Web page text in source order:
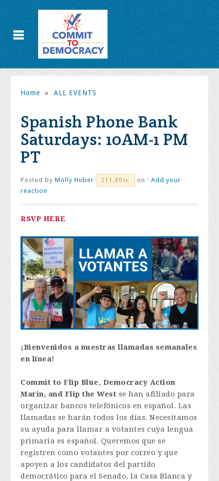
Home » ALL EVENTS
Spanish Phone Bank
Saturdays: 10AM-1 PM
PT
Posted byMolly Huber 211.80sc on ·Add your
reaction
RSVP HERE
¡Bienvenidos a nuestras llamadas semanales
en línea!
Commit to Flip Blue, Democracy Action
Marin, and Flip the West se han afiliado para
organizar bancos telefónicos en español. Las
llamadas se harán todos los días. Necesitamos
su ayuda para llamar a votantes cuya lengua
primaria es español. Queremos que se
registren como votantes por correo y que
apoyen a los candidatos del partido
democrático para el Senado, la Casa Blanca y